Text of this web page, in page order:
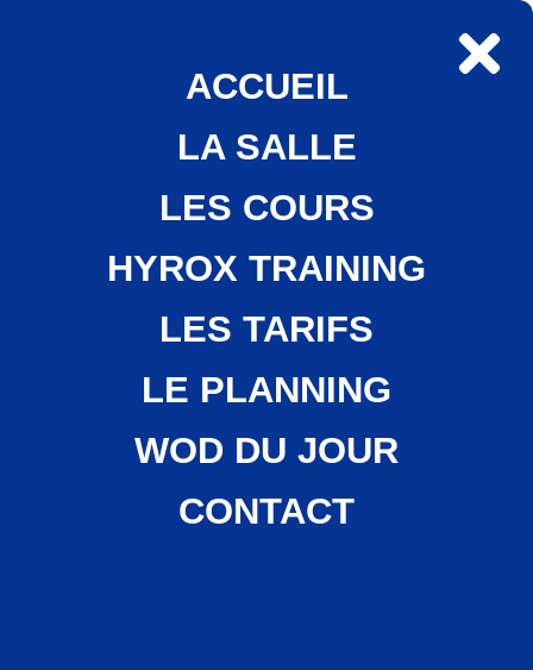
ACCUEIL
LA SALLE
LES COURS
HYROX TRAINING
LES TARIFS
LE PLANNING
WOD DU JOUR
CONTACT